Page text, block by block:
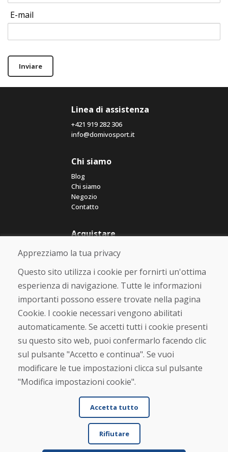
E-mail
Inviare
Linea di assistenza
+421 919 282 306
info@domivosport.it
Chi siamo
Blog
Chi siamo
Negozio
Contatto
Acquistare
Negozio online
Termini e condizioni commerciali
Spedizione e pagamento
Reso e cambio merce
Protezione dei dati personali
Cookies
Verificato dai clienti
★★★★★
© DOMIVOSPORT 2026, tutti i diritti riservati
Apprezziamo la tua privacy
Questo sito utilizza i cookie per fornirti un'ottima
esperienza di navigazione. Tutte le informazioni
importanti possono essere trovate nella pagina
Cookie. I cookie necessari vengono abilitati
automaticamente. Se accetti tutti i cookie presenti
su questo sito web, puoi confermarlo facendo clic
sul pulsante "Accetto e continua". Se vuoi
modificare le tue impostazioni clicca sul pulsante
"Modifica impostazioni cookie".
Accetta tutto
Rifiutare